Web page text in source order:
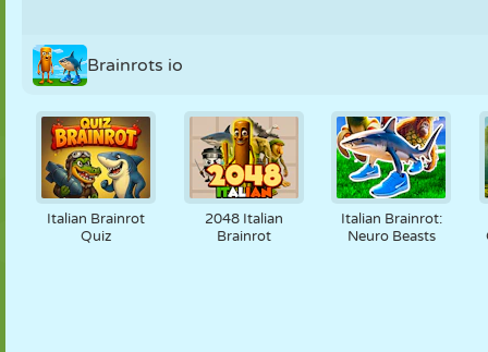
Brainrots io
Italian Brainrot
Quiz
2048 Italian
Brainrot
Italian Brainrot:
Neuro Beasts